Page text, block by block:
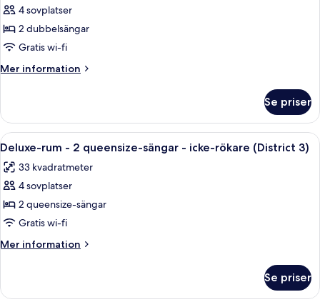
3)
rökare
(District
för
Deluxe-
rum
-
2
-
icke-
rökare
(District
3)
4 sovplatser
2 dubbelsängar
Gratis wi-fi
Mer information
Mer
rum
2
icke-
(District
3)
Se priser
Öppna
alla
foton
för
Deluxe-
rum
-
2
sängar
Ett hotellrum med två sängar, ett
5
Deluxe-rum - 2 queensize-sängar - icke-rökare (District 3)
33 kvadratmeter
4 sovplatser
2 queensize-sängar
Gratis wi-fi
Mer information
Mer
rum
Se priser